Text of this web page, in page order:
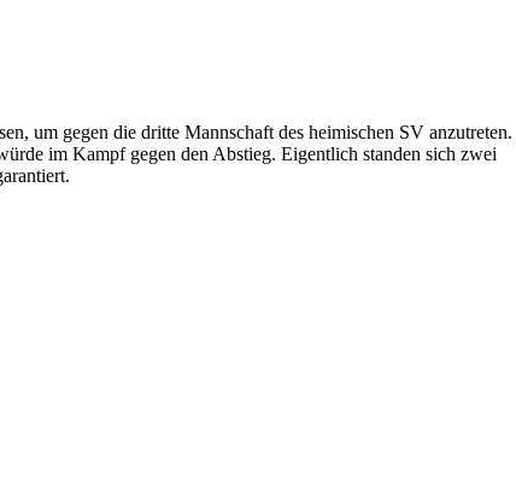
um gegen die dritte Mannschaft des heimischen SV
im Kampf gegen den Abstieg. Eigentlich standen sich zwei